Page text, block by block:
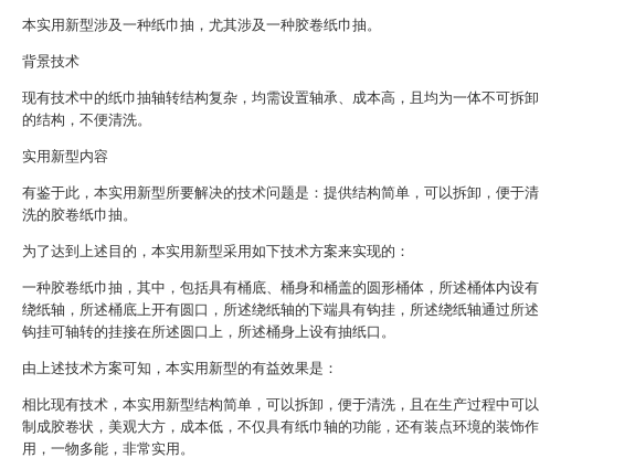
本实用新型涉及一种纸巾抽，尤其涉及一种胶卷纸巾抽。
背景技术
现有技术中的纸巾抽轴转结构复杂，均需设置轴承、成本高，且均为一体不可拆卸
的结构，不便清洗。
实用新型内容
有鉴于此，本实用新型所要解决的技术问题是：提供结构简单，可以拆卸，便于清
洗的胶卷纸巾抽。
为了达到上述目的，本实用新型采用如下技术方案来实现的：
一种胶卷纸巾抽，其中，包括具有桶底、桶身和桶盖的圆形桶体，所述桶体内设有
绕纸轴，所述桶底上开有圆口，所述绕纸轴的下端具有钩挂，所述绕纸轴通过所述
钩挂可轴转的挂接在所述圆口上，所述桶身上设有抽纸口。
由上述技术方案可知，本实用新型的有益效果是：
相比现有技术，本实用新型结构简单，可以拆卸，便于清洗，且在生产过程中可以
制成胶卷状，美观大方，成本低，不仅具有纸巾轴的功能，还有装点环境的装饰作
用，一物多能，非常实用。